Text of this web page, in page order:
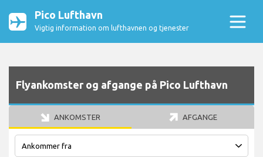
Pico Lufthavn
Vigtig information om lufthavnen og tjenester
Flyankomster og afgange på Pico Lufthavn
ANKOMSTER AFGANGE